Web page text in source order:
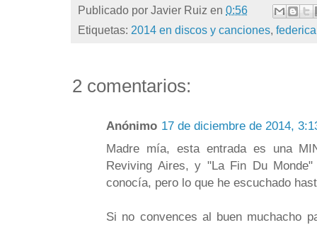
Publicado por Javier Ruiz en 0:56
Etiquetas: 2014 en discos y canciones,
2 comentarios:
Anónimo 17 de diciembre de 2014,
Madre mía, esta entrada es una
Reviving Aires, y "La Fin Du
conocía, pero lo que he escuchado
Si no convences al buen muchacho